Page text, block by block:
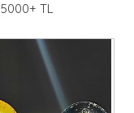
5000+ TL